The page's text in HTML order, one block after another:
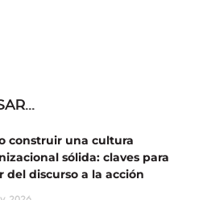
construir una cultura
sólida: claves para
del discurso a la acción